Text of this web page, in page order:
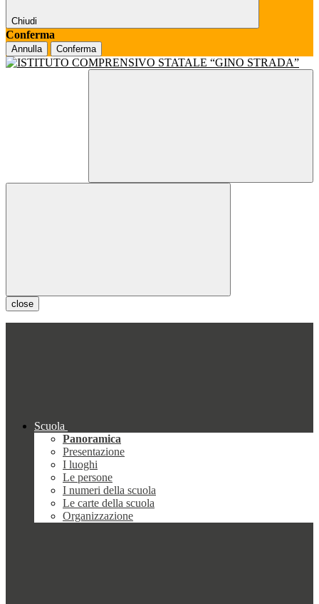
Chiudi
Conferma
Annulla Conferma
close
Scuola
Panoramica
Presentazione
I luoghi
Le persone
I numeri della scuola
Le carte della scuola
Organizzazione